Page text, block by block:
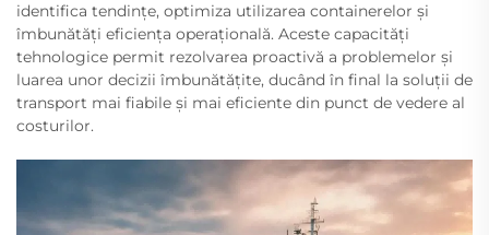
identifica tendințe, optimiza utilizarea containerelor și
îmbunătăți eficiența operațională. Aceste capacități
tehnologice permit rezolvarea proactivă a problemelor și
luarea unor decizii îmbunătățite, ducând în final la soluții de
transport mai fiabile și mai eficiente din punct de vedere al
costurilor.